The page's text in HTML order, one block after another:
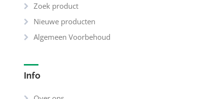
Zoek product
Nieuwe producten
Algemeen Voorbehoud
Info